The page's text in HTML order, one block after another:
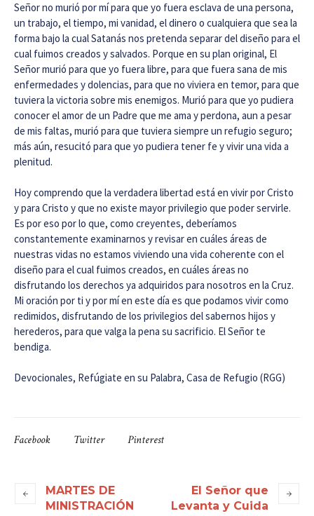
Señor no murió por mí para que yo fuera esclava de una persona,
un trabajo, el tiempo, mi vanidad, el dinero o cualquiera que sea la
forma bajo la cual Satanás nos pretenda separar del diseño para el
cual fuimos creados y salvados. Porque en su plan original, El
Señor murió para que yo fuera libre, para que fuera sana de mis
enfermedades y dolencias, para que no viviera en temor, para que
tuviera la victoria sobre mis enemigos. Murió para que yo pudiera
conocer el amor de un Padre que me ama y perdona, aun a pesar
de mis faltas, murió para que tuviera siempre un refugio seguro;
más aún, resucitó para que yo pudiera tener fe y vivir una vida a
plenitud.
Hoy comprendo que la verdadera libertad está en vivir por Cristo
y para Cristo y que no existe mayor privilegio que poder servirle.
Es por eso por lo que, como creyentes, deberíamos
constantemente examinarnos y revisar en cuáles áreas de
nuestras vidas no estamos viviendo una vida coherente con el
diseño para el cual fuimos creados, en cuáles áreas no
disfrutando los derechos ya adquiridos para nosotros en la Cruz.
Mi oración por ti y por mí en este día es que podamos vivir como
redimidos, disfrutando de los privilegios del sabernos hijos y
herederos, para que valga la pena su sacrificio. El Señor te
bendiga.
Devocionales, Refúgiate en su Palabra, Casa de Refugio (RGG)
Facebook Twitter Pinterest
MARTES DE
MINISTRACIÓN
El Señor que
Levanta y Cuida